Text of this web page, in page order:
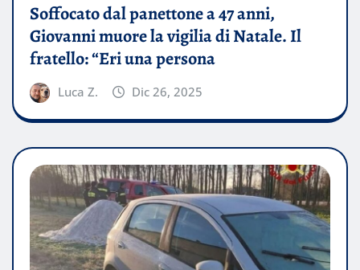
Soffocato dal panettone a 47 anni,
Giovanni muore la vigilia di Natale. Il
fratello: “Eri una persona
Luca Z. Dic 26, 2025